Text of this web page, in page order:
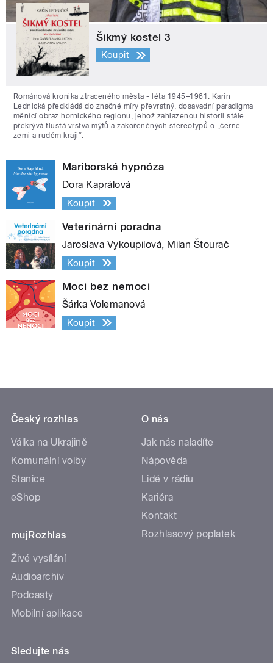
Šikmý kostel 3
Koupit
Románová kronika ztraceného města - léta 1945–1961. Karin
Lednická předkládá do značné míry převratný, dosavadní paradigma
měnící obraz hornického regionu, jehož zahlazenou historii stále
překrývá tlustá vrstva mýtů a zakořeněných stereotypů o „černé
zemi a rudém kraji“.
Mariborská hypnóza
Dora Kaprálová
Koupit
Veterinární poradna
Jaroslava Vykoupilová, Milan Štourač
Koupit
Moci bez nemoci
Šárka Volemanová
Koupit
Český rozhlas
Válka na Ukrajině
Komunální volby
Stanice
eShop
mujRozhlas
Živé vysílání
Audioarchiv
Podcasty
Mobilní aplikace
O nás
Jak nás naladíte
Nápověda
Lidé v rádiu
Kariéra
Kontakt
Rozhlasový poplatek
Sledujte nás